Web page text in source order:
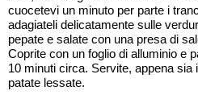
cuocetevi un minuto per parte i
adagiateli delicatamente sulle
pepate e salate con una presa di
Coprite con un foglio di alluminio e
10 minuti circa. Servite, appena sia
patate lessate.